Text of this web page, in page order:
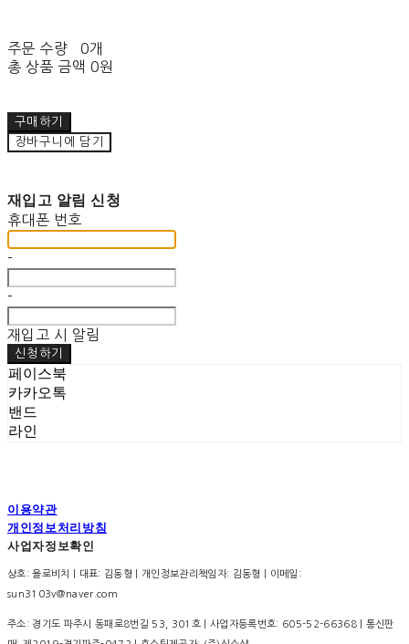
주문 수량
0개
총 상품 금액 0원
구매하기
장바구니에 담기
재입고 알림 신청
휴대폰 번호
-
-
재입고 시 알림
신청하기
페이스북
카카오톡
밴드
라인
이용약관
개인정보처리방침
사업자정보확인
상호: 욜로비치 | 대표: 김동형 | 개인정보관리책임자: 김동형 | 이메일:
sun3103v@naver.com
주소: 경기도 파주시 동패로8번길 53, 301호 | 사업자등록번호: 605-52-66368| 통신판